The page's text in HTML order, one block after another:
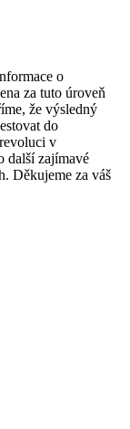
o
za tuto úroveň
že výsledný
do
v
další zajímavé
Děkujeme za váš